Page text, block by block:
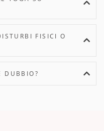
FISICI O
DUBBIO?